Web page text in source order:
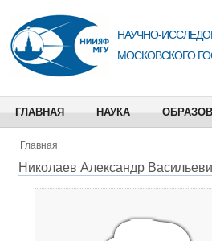
НАУЧНО-
МОСКОВСКОГО
ГЛАВНАЯ НАУКА
Главная
Николаев Александр